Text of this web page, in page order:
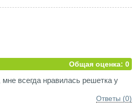
Общая оценка: 0
всегда нравилась решетка у
Ответы (0)